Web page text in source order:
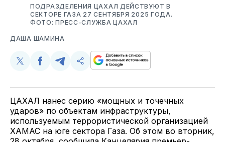
ПОДРАЗДЕЛЕНИЯ ЦАХАЛ ДЕЙСТВУЮТ В
СЕКТОРЕ ГАЗА 27 СЕНТЯБРЯ 2025 ГОДА.
ФОТО: ПРЕСС-СЛУЖБА ЦАХАЛ
ДАША ШАМИНА
Поделиться
Twitter
Поделиться
Facebook
Поделиться
Telegram
Скопируйте
поделитесь
ЦАХАЛ нанес серию «мощных и точечных
ударов» по объектам инфраструктуры,
используемым террористической организацией
ХАМАС на юге сектора Газа. Об этом во вторник,